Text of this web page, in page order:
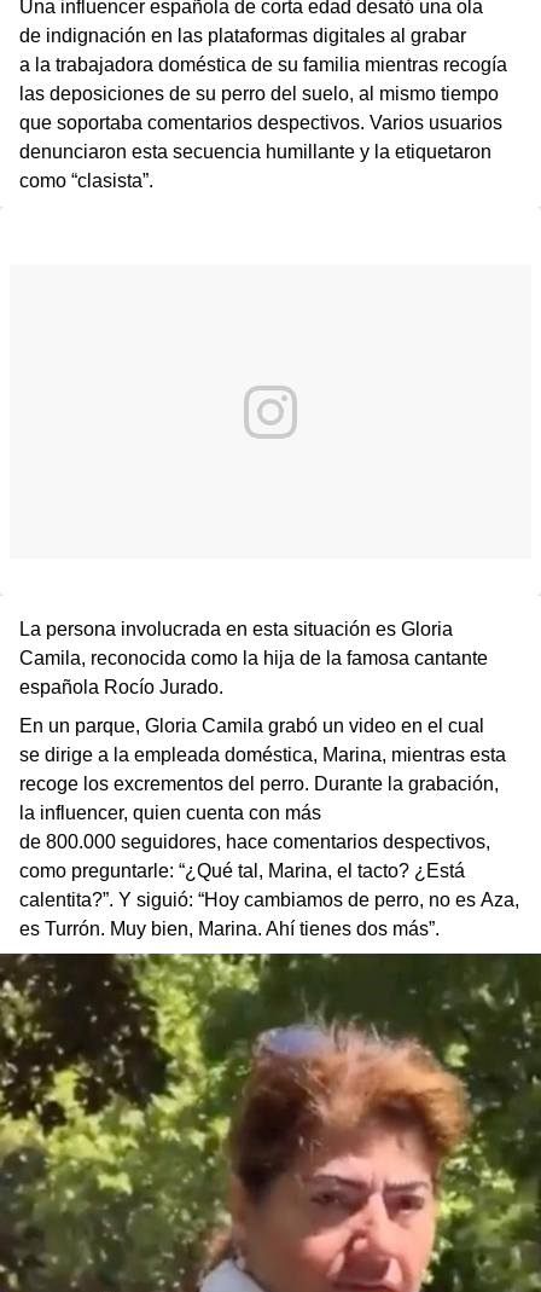
Una influencer española de corta edad desató una ola
de indignación en las plataformas digitales al grabar
a la trabajadora doméstica de su familia mientras recogía
las deposiciones de su perro del suelo, al mismo tiempo
que soportaba comentarios despectivos. Varios usuarios
denunciaron esta secuencia humillante y la etiquetaron
como “clasista”.
La persona involucrada en esta situación es Gloria
Camila, reconocida como la hija de la famosa cantante
española Rocío Jurado.
En un parque, Gloria Camila grabó un video en el cual
se dirige a la empleada doméstica, Marina, mientras esta
recoge los excrementos del perro. Durante la grabación,
la influencer, quien cuenta con más
de 800.000 seguidores, hace comentarios despectivos,
como preguntarle: “¿Qué tal, Marina, el tacto? ¿Está
calentita?”. Y siguió: “Hoy cambiamos de perro, no es Aza,
es Turrón. Muy bien, Marina. Ahí tienes dos más”.